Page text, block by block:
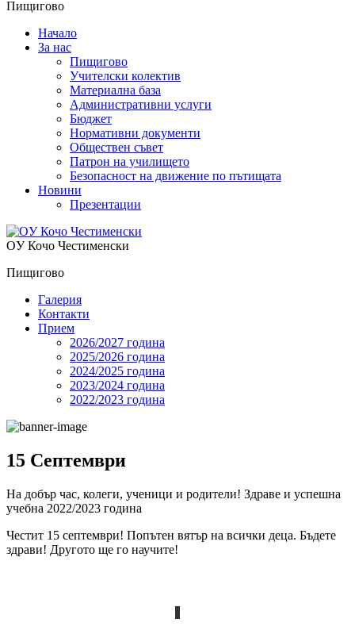
Пищигово
Начало
За нас
Пищигово
Учителски колектив
Материална база
Административни услуги
Бюджет
Нормативни документи
Обществен съвет
Патрон на училището
Безопасност на движение по пътищата
Новини
Презентации
OУ Кочо Чeстименски
Пищигово
Галерия
Контакти
Прием
2026/2027 година
2025/2026 година
2024/2025 годинa
2023/2024 година
2022/2023 година
15 Септември
На добър час, колеги, ученици и родители! Здраве и успешна
учебна 2022/2023 година
Честит 15 септември! Попътен вятър на всички деца. Бъдете
здрави! Другото ще го научите!